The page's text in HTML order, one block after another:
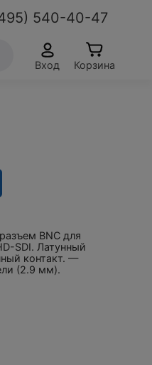
540-40-47
Вход Корзина
BNC для
SDI. Латунный
контакт. —
(2.9 мм).